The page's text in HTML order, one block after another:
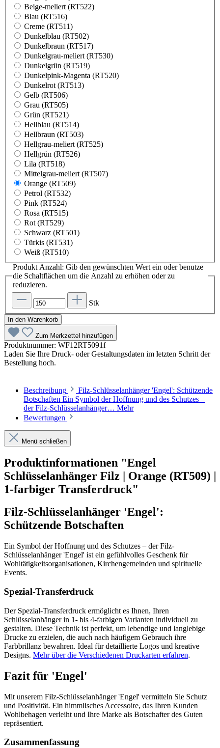
Beige-meliert (RT522)
Blau (RT516)
Creme (RT511)
Dunkelblau (RT502)
Dunkelbraun (RT517)
Dunkelgrau-meliert (RT530)
Dunkelgrün (RT519)
Dunkelpink-Magenta (RT520)
Dunkelrot (RT513)
Gelb (RT506)
Grau (RT505)
Grün (RT521)
Hellblau (RT514)
Hellbraun (RT503)
Hellgrau-meliert (RT525)
Hellgrün (RT526)
Lila (RT518)
Mittelgrau-meliert (RT507)
Orange (RT509)
Petrol (RT532)
Pink (RT524)
Rosa (RT515)
Rot (RT529)
Schwarz (RT501)
Türkis (RT531)
Weiß (RT510)
Produkt Anzahl: Gib den gewünschten Wert ein oder benutze
die Schaltflächen um die Anzahl zu erhöhen oder zu
reduzieren.
Stk
In den Warenkorb
Zum Merkzettel hinzufügen
Produktnummer: WF12RT5091f
Laden Sie Ihre Druck- oder Gestaltungsdaten im letzten Schritt der
Bestellung hoch.
Beschreibung
Filz-Schlüsselanhänger 'Engel': Schützende
Botschaften Ein Symbol der Hoffnung und des Schutzes –
der Filz-Schlüsselanhänger… Mehr
Bewertungen
Menü schließen
Produktinformationen "Engel
Schlüsselanhänger Filz | Orange (RT509) |
1-farbiger Transferdruck"
Filz-Schlüsselanhänger 'Engel':
Schützende Botschaften
Ein Symbol der Hoffnung und des Schutzes – der Filz-
Schlüsselanhänger 'Engel' ist ein gefühlvolles Geschenk für
Wohltätigkeitsorganisationen, Kirchengemeinden und spirituelle
Events.
Spezial-Transferdruck
Der Spezial-Transferdruck ermöglicht es Ihnen, Ihren
Schlüsselanhänger in 1- bis 4-farbigen Varianten individuell zu
gestalten. Diese Technik ist perfekt, um lebendige und langlebige
Drucke zu erzielen, die auch nach häufigem Gebrauch ihre
Farbbrillanz bewahren. Ideal für detaillierte Logos und kreative
Designs. Mehr über die Verschiedenen Druckarten erfahren.
Fazit für 'Engel'
Mit unserem Filz-Schlüsselanhänger 'Engel' vermitteln Sie Schutz
und Positivität. Ein himmlisches Accessoire, das Ihren Kunden
Wohlbehagen verleiht und Ihre Marke als Botschafter des Guten
repräsentiert.
Zusammenfassung